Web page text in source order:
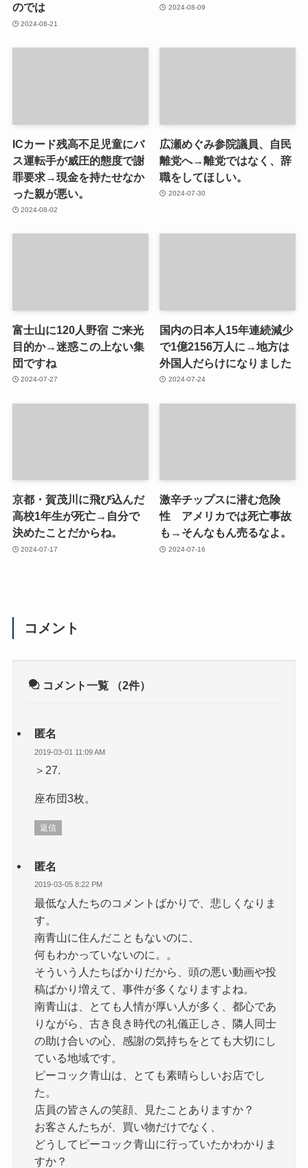
のでは
2024-08-21
2024-08-09
ICカード残高不足児童にバ
ス運転手が威圧的態度で謝
罪要求→現金を持たせなか
った親が悪い。
2024-08-02
広瀬めぐみ参院議員、自民
離党へ→離党ではなく、辞
職をしてほしい。
2024-07-30
富士山に120人野宿 ご来光
目的か→迷惑この上ない集
団ですね
2024-07-27
国内の日本人15年連続減少
で1億2156万人に→地方は
外国人だらけになりました
2024-07-24
京都・賀茂川に飛び込んだ
高校1年生が死亡→自分で
決めたことだからね。
2024-07-17
激辛チップスに潜む危険
性 アメリカでは死亡事故
も→そんなもん売るなよ。
2024-07-16
コメント
コメント一覧 （2件）
匿名
2019-03-01 11:09 AM
＞27.
座布団3枚。
返信
匿名
2019-03-05 8:22 PM
最低な人たちのコメントばかりで、悲しくなりま
す。
南青山に住んだこともないのに、
何もわかっていないのに。。
そういう人たちばかりだから、頭の悪い動画や投
稿ばかり増えて、事件が多くなりますよね。
南青山は、とても人情が厚い人が多く、都心であ
りながら、古き良き時代の礼儀正しさ、隣人同士
の助け合いの心、感謝の気持ちをとても大切にし
ている地域です。
ピーコック青山は、とても素晴らしいお店でし
た。
店員の皆さんの笑顔、見たことありますか？
お客さんたちが、買い物だけでなく、
どうしてピーコック青山に行っていたかわかりま
すか？